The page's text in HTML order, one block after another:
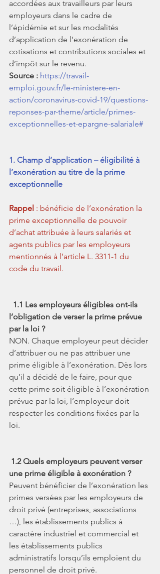
accordées aux travailleurs par leurs
employeurs dans le cadre de
l’épidémie et sur les modalités
d’application de l’exonération de
cotisations et contributions sociales et
d’impôt sur le revenu.
Source : https://travail-
emploi.gouv.fr/le-ministere-en-
action/coronavirus-covid-19/questions-
reponses-par-theme/article/primes-
exceptionnelles-et-epargne-salariale#
1. Champ d’application – éligibilité à
l’exonération au titre de la prime
exceptionnelle
Rappel : bénéficie de l’exonération la
prime exceptionnelle de pouvoir
d’achat attribuée à leurs salariés et
agents publics par les employeurs
mentionnés à l’article L. 3311-1 du
code du travail.
1.1 Les employeurs éligibles ont-ils
l’obligation de verser la prime prévue
par la loi ?
NON. Chaque employeur peut décider
d’attribuer ou ne pas attribuer une
prime éligible à l’exonération. Dès lors
qu’il a décidé de le faire, pour que
cette prime soit éligible à l’exonération
prévue par la loi, l’employeur doit
respecter les conditions fixées par la
loi.
1.2 Quels employeurs peuvent verser
une prime éligible à exonération ?
Peuvent bénéficier de l’exonération les
primes versées par les employeurs de
droit privé (entreprises, associations
…), les établissements publics à
caractère industriel et commercial et
les établissements publics
administratifs lorsqu’ils emploient du
personnel de droit privé.